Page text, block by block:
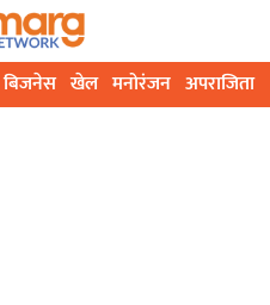
बिजनेस खेल मनोरंजन अपराजिता